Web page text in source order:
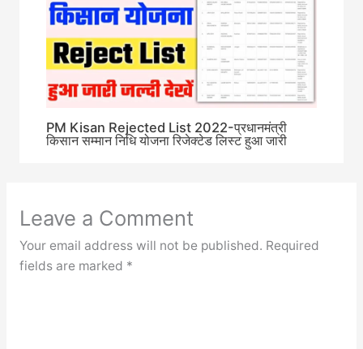
PM Kisan Rejected List 2022-प्रधानमंत्री
किसान सम्मान निधि योजना रिजेक्टेड लिस्ट हुआ जारी
Leave a Comment
Your email address will not be published. Required
fields are marked *